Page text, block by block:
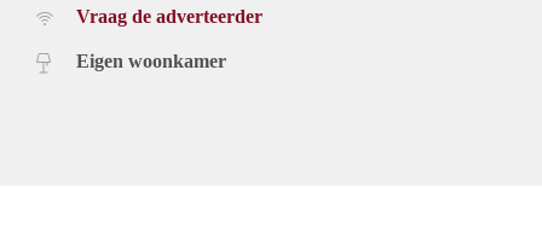
Vraag de adverteerder
Eigen woonkamer